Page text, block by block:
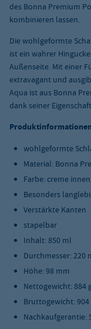
des Bonna Premium
kombinieren lassen.
Die wohlgeformte
ist ein wahrer
Außenseite. Mit einer
extravagant und
Aqua ist aus Bonna
dank seiner
wohlgeformte
Material: Bonna
Farbe: creme
Besonders
Verstärkte Kanten
stapelbar
Inhalt: 850 ml
Durchmesser: 220
Höhe: 98 mm
Nettogewicht: 884
Bruttogewicht: 904
Nachkaufgerantie: